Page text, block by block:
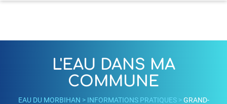
L'EAU DANS MA
COMMUNE
EAU DU MORBIHAN > INFORMATIONS PRATIQUES> GRAND-